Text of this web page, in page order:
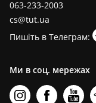
063-233-2003
cs@tut.ua
Пишіть в Телеграм:
Ми в соц. мережах